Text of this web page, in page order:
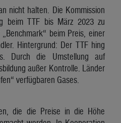
nicht halten. Die Kommission
beim TTF bis März 2023 zu
beim Preis, einer
Hintergrund: Der TTF hing
Durch die Umstellung auf
außer Kontrolle. Länder
verfügbaren Gases.
die die Preise in die Höhe